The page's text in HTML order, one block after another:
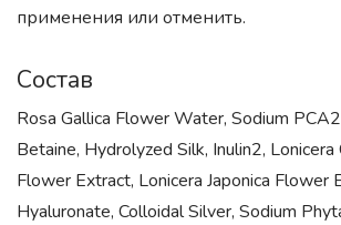
применения или отменить.
Состав
Rosa Gallica Flower Water, Sodium
Betaine, Hydrolyzed Silk, Inulin2, Lonicera
Flower Extract, Lonicera Japonica Flower
Hyaluronate, Colloidal Silver, Sodium